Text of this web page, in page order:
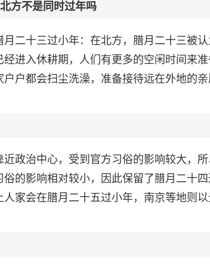
方不是同时过年吗
二十三过小年：在北方，腊月二十三被认
进入休耕期，人们有更多的空闲时间来
户都会扫尘洗澡，准备接待远在外地的
政治中心，受到官方习俗的影响较大，
的影响相对较小，因此保留了腊月二十四
家会在腊月二十五过小年，南京等地则以